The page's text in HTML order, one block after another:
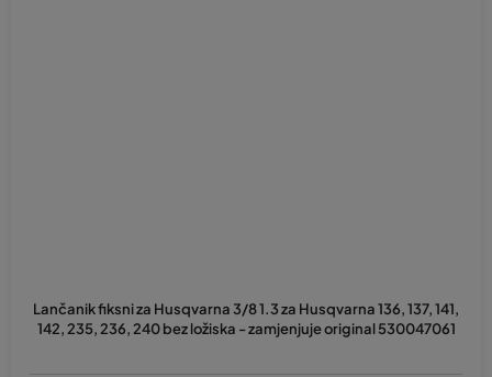
Lančanik fiksni za Husqvarna 3/8 1.3 za Husqvarna 136, 137, 141,
142, 235, 236, 240 bez ložiska - zamjenjuje original 530047061